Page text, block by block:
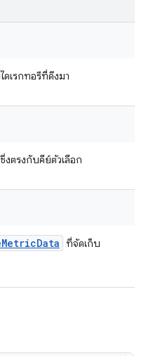
ดเรกทอรีที่ดึงมา
ตรงกับคีย์ตัวเลือก
MetricData ที่จัดเก็บ